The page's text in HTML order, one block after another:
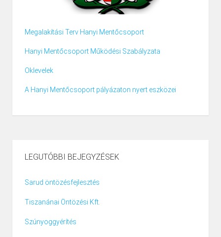
Megalakítási Terv Hanyi Mentőcsoport
Hanyi Mentőcsoport Működési Szabályzata
Oklevelek
A Hanyi Mentőcsoport pályázaton nyert eszközei
LEGUTÓBBI BEJEGYZÉSEK
Sarud öntözésfejlesztés
Tiszanánai Öntözési Kft.
Szúnyoggyérítés